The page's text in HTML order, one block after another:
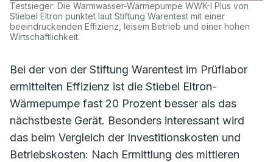
Testsieger: Die Warmwasser-Wärmepumpe WWK-I Plus von
Stiebel Eltron punktet laut Stiftung Warentest mit einer
beeindruckenden Effizienz, leisem Betrieb und einer hohen
Wirtschaftlichkeit.
Bei der von der Stiftung Warentest im Prüflabor
ermittelten Effizienz ist die Stiebel Eltron-
Wärmepumpe fast 20 Prozent besser als das
nächstbeste Gerät. Besonders interessant wird
das beim Vergleich der Investitionskosten und
Betriebskosten: Nach Ermittlung des mittleren